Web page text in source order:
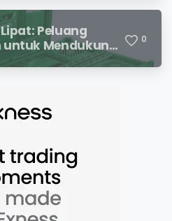
Peluang
untuk Mendukung
0